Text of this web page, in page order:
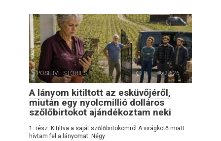
POSITIVE STORIES 0 2,626
A lányom kitiltott az esküvőjéről,
miután egy nyolcmillió dolláros
szőlőbirtokot ajándékoztam neki
1. rész: Kitiltva a saját szőlőbirtokomról A virágkötő miatt
hívtam fel a lányomat. Négy